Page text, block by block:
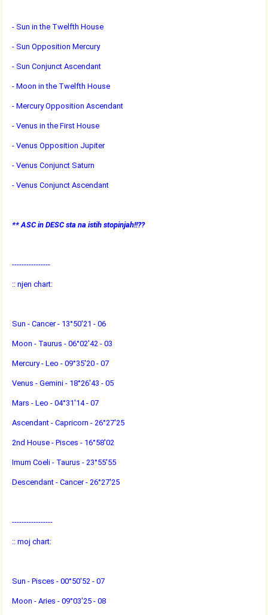
- Sun in the Twelfth House
- Sun Opposition Mercury
- Sun Conjunct Ascendant
- Moon in the Twelfth House
- Mercury Opposition Ascendant
- Venus in the First House
- Venus Opposition Jupiter
- Venus Conjunct Saturn
- Venus Conjunct Ascendant
** ASC in DESC sta na istih stopinjah!!??
----------------
:: njen chart:
Sun - Cancer - 13°50'21 - 06
Moon - Taurus - 06°02'42 - 03
Mercury - Leo - 09°35'20 - 07
Venus - Gemini - 18°26'43 - 05
Mars - Leo - 04°31'14 - 07
Ascendant - Capricorn - 26°27'25
2nd House - Pisces - 16°58'02
Imum Coeli - Taurus - 23°55'55
Descendant - Cancer - 26°27'25
-----------------
:: moj chart:
Sun - Pisces - 00°50'52 - 07
Moon - Aries - 09°03'25 - 08